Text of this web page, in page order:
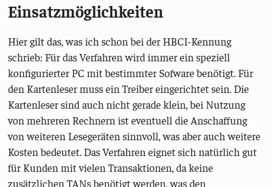
Einsatzmöglichkeiten
Hier gilt das, was ich schon bei der HBCI-Kennung
schrieb: Für das Verfahren wird immer ein speziell
konfigurierter PC mit bestimmter Sofware benötigt. Für
den Kartenleser muss ein Treiber eingerichtet sein. Die
Kartenleser sind auch nicht gerade klein, bei Nutzung
von mehreren Rechnern ist eventuell die Anschaffung
von weiteren Lesegeräten sinnvoll, was aber auch weitere
Kosten bedeutet. Das Verfahren eignet sich natürlich gut
für Kunden mit vielen Transaktionen, da keine
zusätzlichen TANs benötigt werden, was den